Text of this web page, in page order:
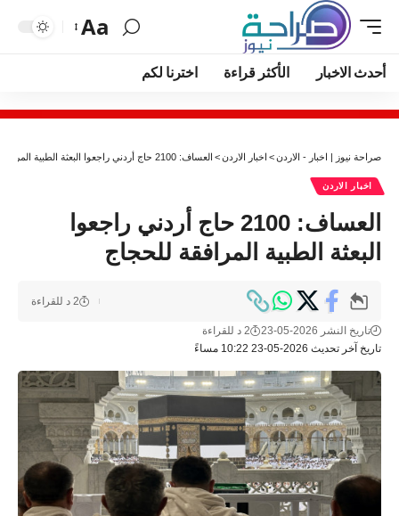
Aa
أحدث الاخبار الأكثر قراءة اخترنا لكم
صراحة نيوز | اخبار - الاردن> اخبار الاردن> العساف: 2100 حاج أردني راجعوا البعثة الطبية المرافقة للحجاج
اخبار الاردن
العساف: 2100 حاج أردني راجعوا
البعثة الطبية المرافقة للحجاج
تاريخ آخر تحديث 2026-05-23 10:22 مساءً
تاريخ النشر 2026-05-23 2 د للقراءة
2 د للقراءة